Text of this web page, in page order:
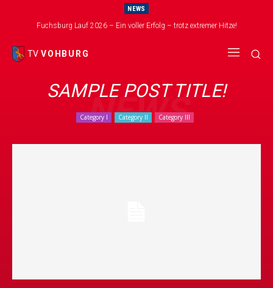
NEWS
Fuchsburg Lauf 2026 – Ein voller Erfolg – trotz extremer Hitze!
TV VOHBURG
NEWS
SAMPLE POST TITLE!
Category I Category II Category III